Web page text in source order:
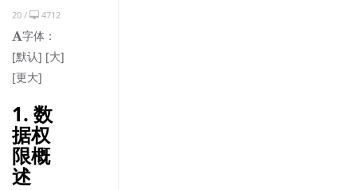
20 /
4712
字体：
[默认] [大]
[更大]
1. 数
据权
限概
述